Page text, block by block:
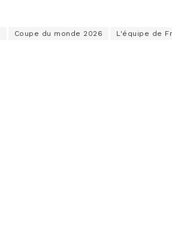
Coupe du monde 2026 L'équipe de